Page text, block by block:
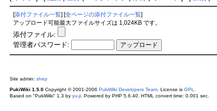
[添付ファイル一覧] [全ページの添付ファイル一覧]
アップロード可能最大ファイルサイズは 1,024KB です。
添付ファイル:
管理者パスワード:
Site admin: shep
PukiWiki 1.5.0Copyright © 2001-2006 PukiWiki Developers Team. License is GPL.
Based on "PukiWiki" 1.3 by yu-ji. Powered by PHP 5.6.40. HTML convert time: 0.001 sec.